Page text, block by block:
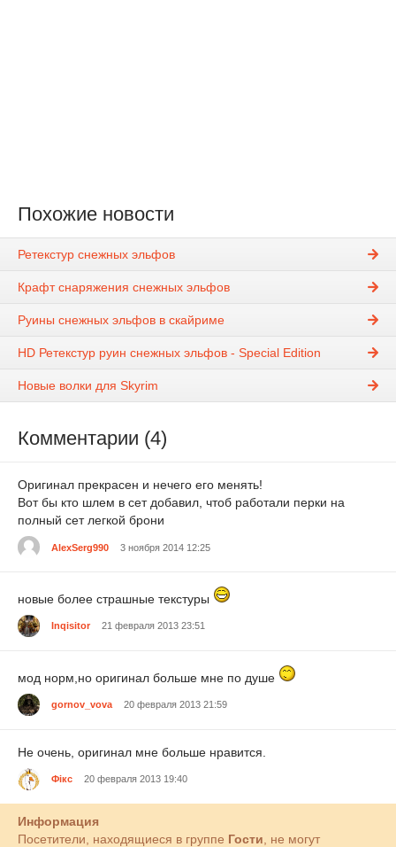
Похожие новости
Ретекстур снежных эльфов
Крафт снаряжения снежных эльфов
Руины снежных эльфов в скайриме
HD Ретекстур руин снежных эльфов - Special Edition
Новые волки для Skyrim
Комментарии (4)
Оригинал прекрасен и нечего его менять!
Вот бы кто шлем в сет добавил, чтоб работали перки на
полный сет легкой брони
AlexSerg990 3 ноября 2014 12:25
новые более страшные текстуры
Inqisitor 21 февраля 2013 23:51
мод норм,но оригинал больше мне по душе
gornov_vova 20 февраля 2013 21:59
Не очень, оригинал мне больше нравится.
Фiкс 20 февраля 2013 19:40
Информация
Посетители, находящиеся в группе Гости , не могут